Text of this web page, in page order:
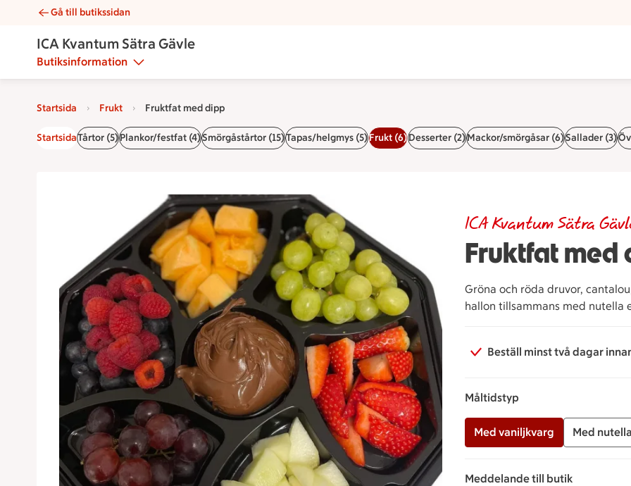
Fruktfat med dipp | Catering ICA Kvantum Sätra Gävle
Gå till butikssidan
ICA Kvantum Sätra Gävle
Butiksinformation
Startsida Frukt Fruktfat med dipp
StartsidaTårtor (5)Plankor/festfat (4)Smörgåstårtor (15)Tapas/helgmys (5)Frukt (6)Desserter (2)Mackor/smörgåsar (6)Sallader (3)
Fruktfat med
ICA Kvantum Sätra
Gröna och röda druvor,
hallon tillsammans med nutella
Beställ minst två dagar
Måltidstyp
Med vaniljkvarg Med nutella
Meddelande till butik